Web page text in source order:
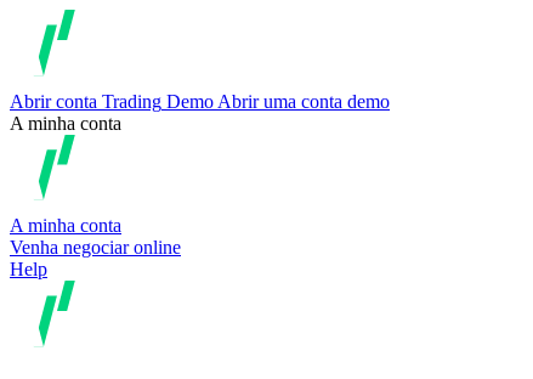
Abrir conta Trading Demo Abrir uma conta demo
A minha conta
A minha conta
Venha negociar online
Help